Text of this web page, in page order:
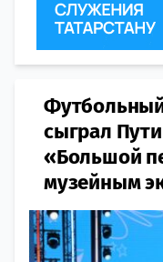
сыграл
«Большой
музейным